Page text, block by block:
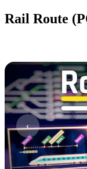
Rail Route